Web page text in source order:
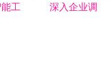
工
深入企业调